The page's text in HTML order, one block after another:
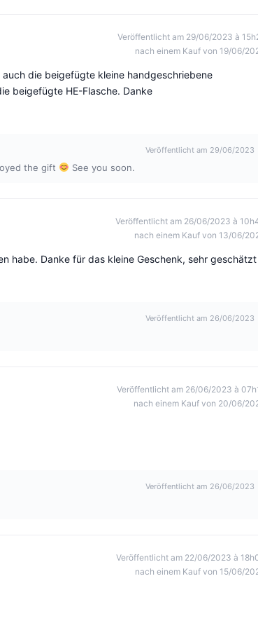
Veröffentlicht am 29/06/2023 à
nach einem Kauf von 19/06/
die beigefügte kleine handgeschriebene
beigefügte HE-Flasche. Danke
Veröffentlicht am 29/06/2023
the gift See you soon.
Veröffentlicht am 26/06/2023 à
nach einem Kauf von 13/06/
habe. Danke für das kleine Geschenk, sehr geschätzt
Veröffentlicht am 26/06/2023
Veröffentlicht am 26/06/2023 à
nach einem Kauf von 20/06/
Veröffentlicht am 26/06/2023
Veröffentlicht am 22/06/2023 à
nach einem Kauf von 15/06/